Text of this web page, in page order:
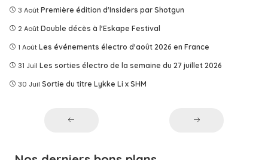
3 Août Première édition d'Insiders par Shotgun
2 Août Double décès à l'Eskape Festival
1 Août Les événements électro d'août 2026 en France
31 Juil Les sorties électro de la semaine du 27 juillet 2026
30 Juil Sortie du titre Lykke Li x SHM